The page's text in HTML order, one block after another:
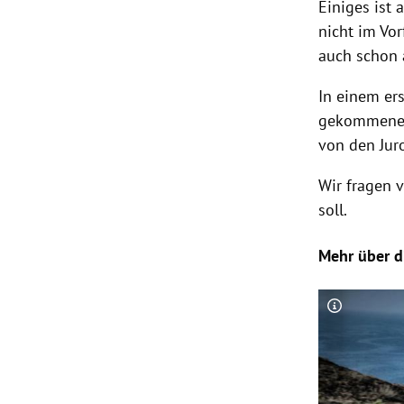
Einiges ist
nicht im
auch schon
In einem
von den
Wir fragen
soll.
Mehr über
Copyright-